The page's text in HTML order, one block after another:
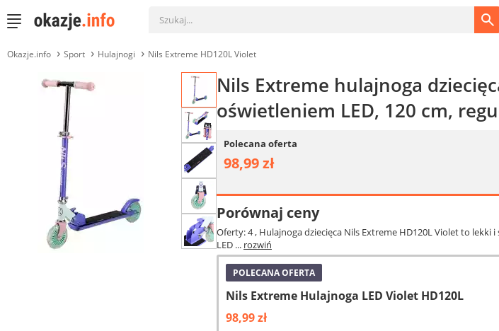
Okazje.info Sport Hulajnogi Nils Extreme HD120L Violet
Nils Extreme hulajnoga
oświetleniem LED, 120 cm,
Polecana oferta
98,99 zł
Porównaj ceny
Oferty: 4, Hulajnoga dziecięca Nils Extreme HD120L Violet to lekki
LED ... rozwiń
POLECANA OFERTA
Nils Extreme Hulajnoga LED Violet HD120L
98,99 zł